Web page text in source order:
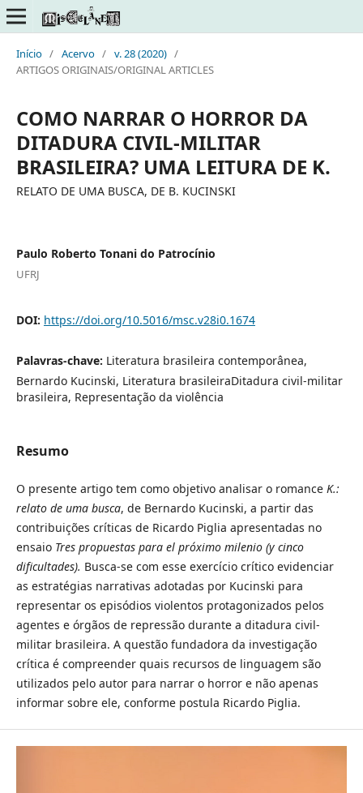
Início / Acervo / v. 28 (2020) /
ARTIGOS ORIGINAIS/ORIGINAL ARTICLES
COMO NARRAR O HORROR DA
DITADURA CIVIL-MILITAR
BRASILEIRA? UMA LEITURA DE K.
RELATO DE UMA BUSCA, DE B. KUCINSKI
Paulo Roberto Tonani do Patrocínio
UFRJ
DOI: https://doi.org/10.5016/msc.v28i0.1674
Palavras-chave: Literatura brasileira contemporânea,
Bernardo Kucinski, Literatura brasileiraDitadura civil-militar
brasileira, Representação da violência
Resumo
O presente artigo tem como objetivo analisar o romance K.:
relato de uma busca, de Bernardo Kucinski, a partir das
contribuições críticas de Ricardo Piglia apresentadas no
ensaio Tres propuestas para el próximo milenio (y cinco
dificultades). Busca-se com esse exercício crítico evidenciar
as estratégias narrativas adotadas por Kucinski para
representar os episódios violentos protagonizados pelos
agentes e órgãos de repressão durante a ditadura civil-
militar brasileira. A questão fundadora da investigação
crítica é compreender quais recursos de linguagem são
utilizados pelo autor para narrar o horror e não apenas
informar sobre ele, conforme postula Ricardo Piglia.